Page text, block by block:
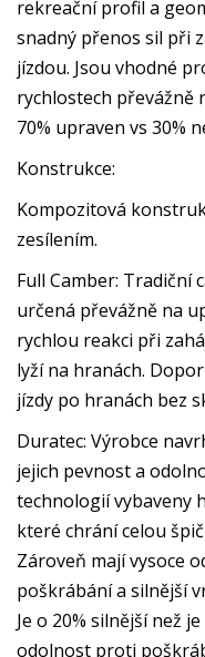
rekreační profil a
snadný přenos sil při
jízdou. Jsou vhodné
rychlostech převážně
70% upraven vs 30%
Konstrukce:
Kompozitová
zesílením.
Full Camber: Tradiční
určená převážně na
rychlou reakci při
lyží na hranách.
jízdy po hranách bez
Duratec: Výrobce
jejich pevnost a
technologií vybaveny
které chrání celou
Zároveň mají vysoce
poškrábání a silnější
Je o 20% silnější než
odolnost proti